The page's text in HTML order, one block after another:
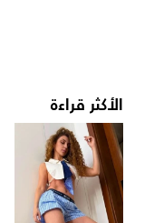
الأكثر قراءة